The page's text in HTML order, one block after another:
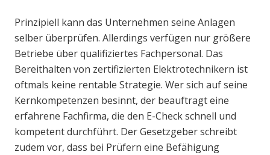
Prinzipiell kann das Unternehmen seine Anlagen
selber überprüfen. Allerdings verfügen nur größere
Betriebe über qualifiziertes Fachpersonal. Das
Bereithalten von zertifizierten Elektrotechnikern ist
oftmals keine rentable Strategie. Wer sich auf seine
Kernkompetenzen besinnt, der beauftragt eine
erfahrene Fachfirma, die den E-Check schnell und
kompetent durchführt. Der Gesetzgeber schreibt
zudem vor, dass bei Prüfern eine Befähigung